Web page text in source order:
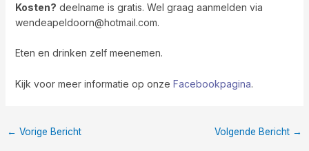
Kosten? deelname is gratis. Wel graag aanmelden via
wendeapeldoorn@hotmail.com.
Eten en drinken zelf meenemen.
Kijk voor meer informatie op onze Facebookpagina.
← Vorige Bericht Volgende Bericht →